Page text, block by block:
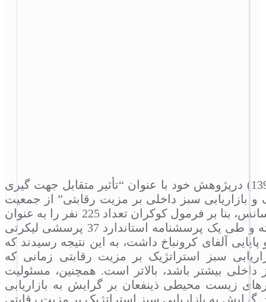
علی عربی و کاظمی (1399) درپژوهش خود با عنوان “تأثیر متقابل جهت گیری
و بازاریابی سبز داخلی بر مزیت رقابتی” از جمعیت
551 نفره شرکت باریج اسانس، بنا بر فرمول کوکران تعداد 225 نفر را به عنوان
نمونه آماری درنظر گرفته و طی یک پرسشنامه استاندارد 37 پرسشی لیکرتی
آلفای کرونباخ داشت، به این نتیجه رسیدند که
سبز استراتژیک بر مزیت رقابتی زمانی که
داخلی بیشتر باشد، بالاتر است. همچنین، مسئولیت
زیست محیطی ذینفعان بر گرایش به بازاریابی
گرایش به بازاریابی سبز استراتژیک بر مزیت رقابتی